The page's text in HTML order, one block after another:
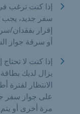
إذا كنت ترغب
سفر جديد، يجب
إقرار بفقدان/
أو سرقة جواز
إذا كنت لا
يزال لديك
الانتظار
على جواز سفر
مرة أخرى أو